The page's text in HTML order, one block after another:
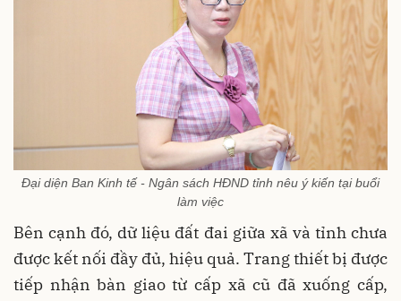
Đại diện Ban Kinh tế - Ngân sách HĐND tỉnh nêu ý kiến tại buổi
làm việc
Bên cạnh đó, dữ liệu đất đai giữa xã và tỉnh chưa
được kết nối đầy đủ, hiệu quả. Trang thiết bị được
tiếp nhận bàn giao từ cấp xã cũ đã xuống cấp,